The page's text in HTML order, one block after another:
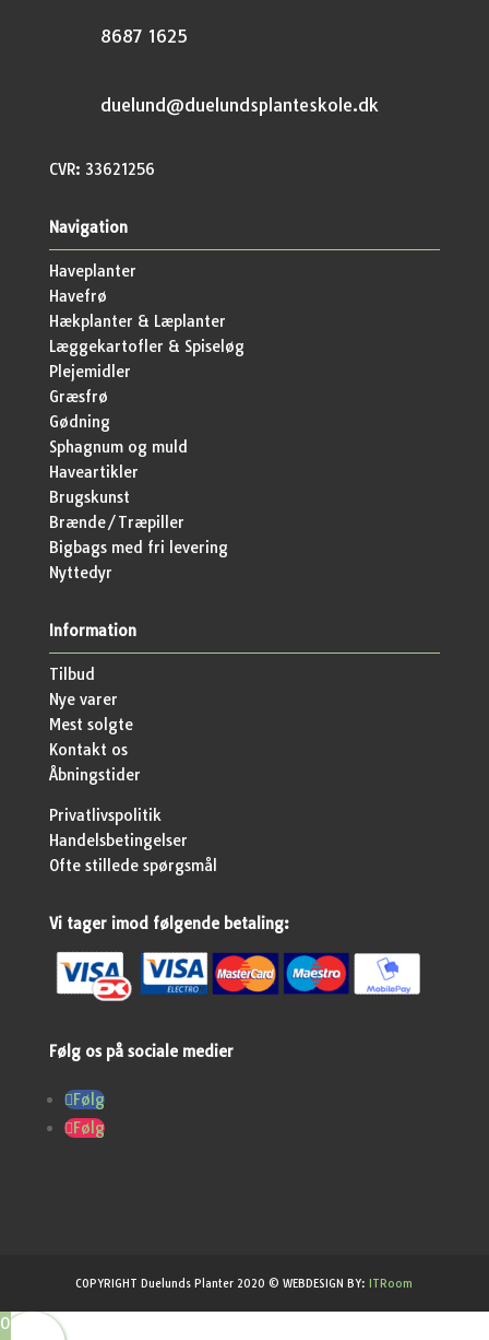
8687 1625
duelund@duelundsplanteskole.dk
CVR: 33621256
Navigation
Haveplanter
Havefrø
Hækplanter & Læplanter
Læggekartofler & Spiseløg
Plejemidler
Græsfrø
Gødning
Sphagnum og muld
Haveartikler
Brugskunst
Brænde/Træpiller
Bigbags med fri levering
Nyttedyr
Information
Tilbud
Nye varer
Mest solgte
Kontakt os
Åbningstider
Privatlivspolitik
Handelsbetingelser
Ofte stillede spørgsmål
Vi tager imod følgende betaling:
Følg os på sociale medier
Følg
Følg
COPYRIGHT Duelunds Planter 2020 © WEBDESIGN BY: ITRoom
0